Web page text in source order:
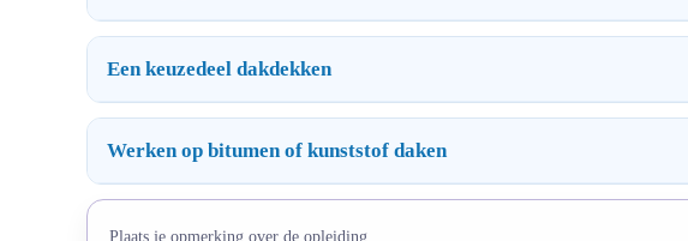
Een keuzedeel dakdekken
Werken op bitumen of kunststof daken
Plaats je opmerking over de opleiding